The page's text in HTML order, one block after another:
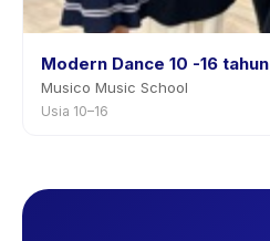
Modern Dance 10 -16 tahun
Musico Music School
Usia 10–16